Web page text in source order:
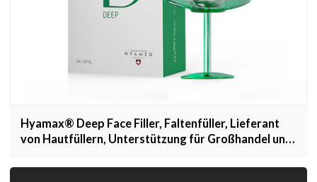
Hyamax® Deep Face Filler, Faltenfüller, Lieferant
von Hautfüllern, Unterstützung für Großhandel und